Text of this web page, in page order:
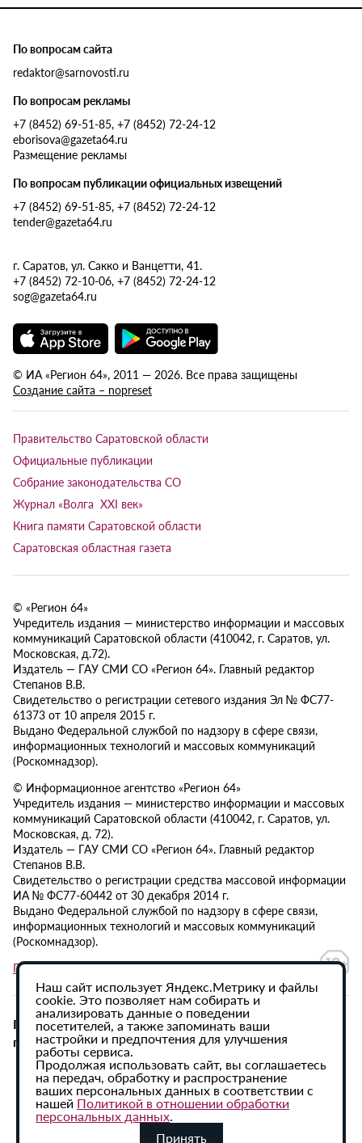
По вопросам сайта
redaktor@sarnovosti.ru
По вопросам рекламы
+7 (8452) 69-51-85, +7 (8452) 72-24-12
eborisova@gazeta64.ru
Размещение рекламы
По вопросам публикации официальных извещений
+7 (8452) 69-51-85, +7 (8452) 72-24-12
tender@gazeta64.ru
г. Саратов, ул. Сакко и Ванцетти, 41.
+7 (8452) 72-10-06, +7 (8452) 72-24-12
sog@gazeta64.ru
© ИА «Регион 64», 2011 — 2026. Все права защищены
Создание сайта – nopreset
Правительство Саратовской области
Официальные публикации
Собрание законодательства СО
Журнал «Волга XXI век»
Книга памяти Саратовской области
Саратовская областная газета
© «Регион 64»
Учредитель издания — министерство информации и массовых
коммуникаций Саратовской области (410042, г. Саратов, ул.
Московская, д.72).
Издатель — ГАУ СМИ СО «Регион 64». Главный редактор
Степанов В.В.
Свидетельство о регистрации сетевого издания Эл № ФС77-
61373 от 10 апреля 2015 г.
Выдано Федеральной службой по надзору в сфере связи,
информационных технологий и массовых коммуникаций
(Роскомнадзор).
© Информационное агентство «Регион 64»
Учредитель издания — министерство информации и массовых
коммуникаций Саратовской области (410042, г. Саратов, ул.
Московская, д. 72).
Издатель — ГАУ СМИ СО «Регион 64». Главный редактор
Степанов В.В.
Свидетельство о регистрации средства массовой информации
ИА № ФС77-60442 от 30 декабря 2014 г.
Выдано Федеральной службой по надзору в сфере связи,
информационных технологий и массовых коммуникаций
(Роскомнадзор).
Политика в отношении обработки персональных данных
При использовании материалов сайта активная
гиперссылка на ИА «Регион 64» обязательна.
Наш сайт использует Яндекс.Метрику и файлы
cookie. Это позволяет нам собирать и
анализировать данные о поведении
посетителей, а также запоминать ваши
настройки и предпочтения для улучшения
работы сервиса.
Продолжая использовать сайт, вы соглашаетесь
на передач, обработку и распространение
ваших персональных данных в соответствии с
нашей Политикой в отношении обработки
персональных данных.
Принять